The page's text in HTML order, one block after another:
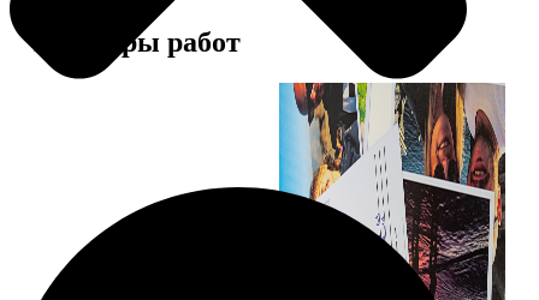
Примеры работ